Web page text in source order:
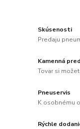
Skúsenosti
Predaju
Kamenná
Tovar si
Pneuservis
K osobnému
Rýchle